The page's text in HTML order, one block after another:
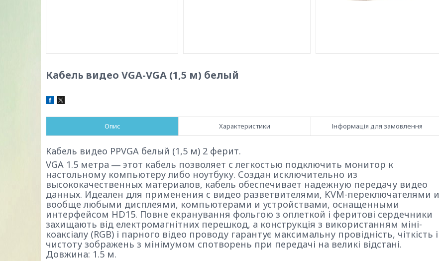
Кабель видео VGA-VGA (1,5 м) белый
Опис Характеристики Інформація для замовлення
Кабель видео PPVGA белый (1,5 м) 2 ферит.
VGA 1.5 метра ― этот кабель позволяет с легкостью подключить монитор к
настольному компьютеру либо ноутбуку. Создан исключительно из
высококачественных материалов, кабель обеспечивает надежную передачу видео
данных. Идеален для применения с видео разветвителями, KVM-переключателями и
вообще любыми дисплеями, компьютерами и устройствами, оснащенными
интерфейсом HD15. Повне екранування фольгою з оплеткой і феритові сердечники
захищають від електромагнітних перешкод, а конструкція з використанням міні-
коаксіалу (RGB) і парного відео проводу гарантує максимальну провідність, чіткість і
чистоту зображень з мінімумом спотворень при передачі на великі відстані.
Довжина: 1.5 м.